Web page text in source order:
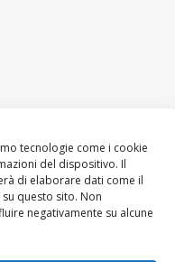
tecnologie come i cookie
del dispositivo. Il
di elaborare dati come il
questo sito. Non
negativamente su alcune